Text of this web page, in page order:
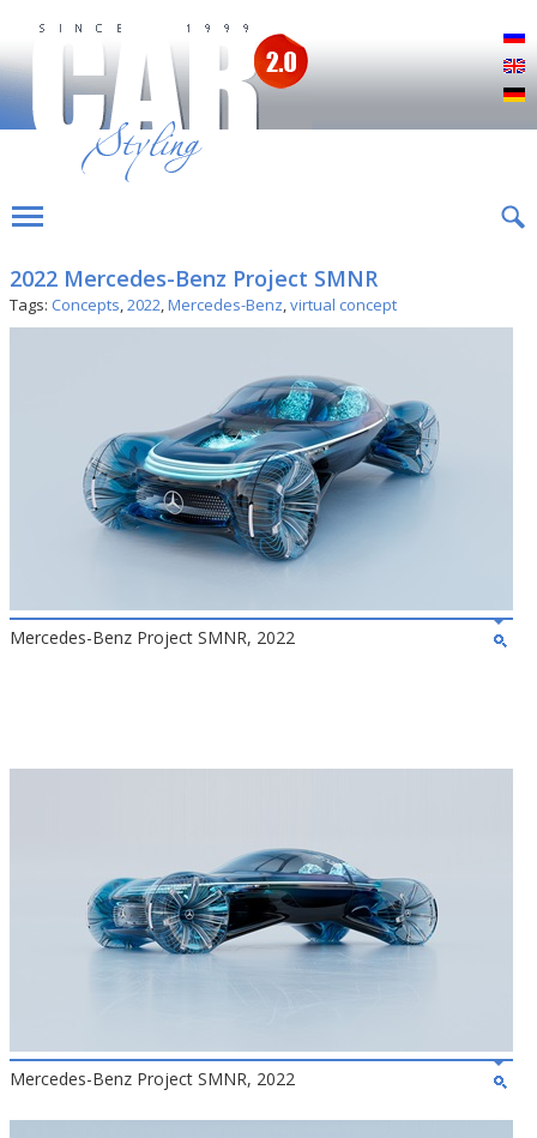
2022 Mercedes-Benz Project SMNR
Tags: Concepts,2022,Mercedes-Benz,virtual concept
Mercedes-Benz Project SMNR, 2022
Mercedes-Benz Project SMNR, 2022